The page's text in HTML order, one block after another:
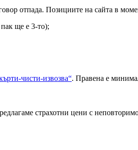
отпада. Позициите на сайта в
ще е 3-то);
чисти-извозва“. Правена е
страхотни цени с неповторимо